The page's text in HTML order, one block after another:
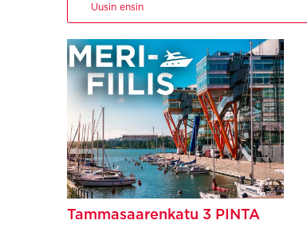
Tammasaarenkatu 3 PINTA